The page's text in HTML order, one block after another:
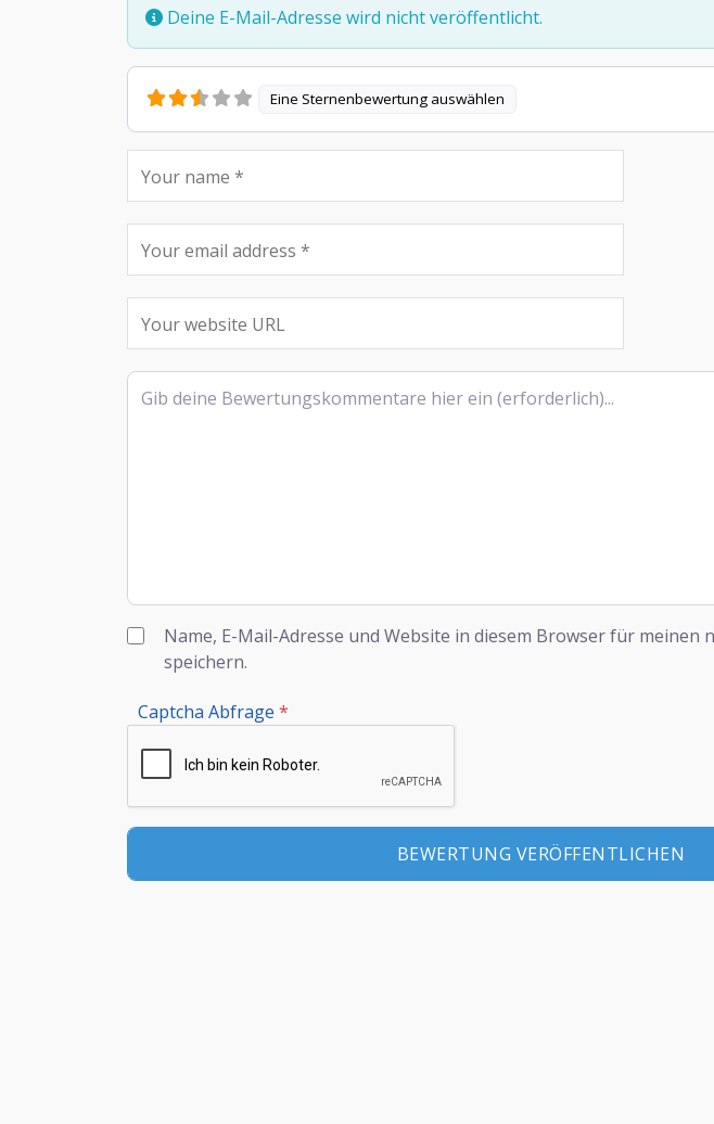
Deine E-Mail-Adresse wird nicht veröffentlicht.
Eine Sternenbewertung auswählen
Rezensionstext
Name, E-Mail-Adresse und Website in diesem Browser für meinen
speichern.
Captcha Abfrage *